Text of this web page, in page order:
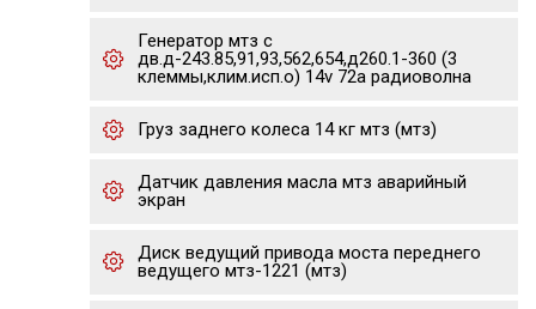
Генератор мтз с
дв.д-243.85,91,93,562,654,д260.1-360 (3
клеммы,клим.исп.о) 14v 72а радиоволна
Груз заднего колеса 14 кг мтз (мтз)
Датчик давления масла мтз аварийный
экран
Диск ведущий привода моста переднего
ведущего мтз-1221 (мтз)